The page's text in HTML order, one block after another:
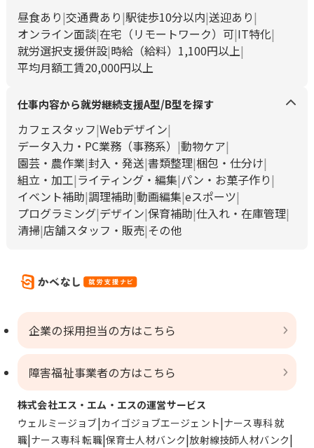
昼食あり 交通費あり 駅徒歩10分以内 送迎あり
オンライン面談 在宅（リモートワーク）可 IT特化
就労選択支援併設 時給（給料）1,100円以上
平均月額工賃20,000円以上
仕事内容から就労継続支援A型/B型を探す
カフェスタッフ Webデザイン
データ入力・PC業務（事務系）
動物ケア
園芸・農作業 封入・発送 書類整理 梱包・仕分け
組立・加工 ライティング・編集 パン・お菓子作り
イベント補助 調理補助 動画編集 eスポーツ
プログラミング デザイン 保育補助 仕入れ・在庫管理
清掃 店舗スタッフ・販売 その他
企業の採用担当の方はこちら
障害福祉事業者の方はこちら
株式会社エス・エム・エスの運営サービス
ウェルミージョブ カイゴジョブエージェント ナース専科 就
職 ナース専科 転職 保育士人材バンク 放射線技師人材バンク